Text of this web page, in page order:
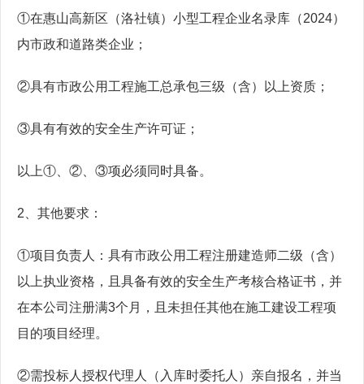
①在惠山高新区（洛社镇）小型工程企业名录库（2024）
内市政和道路类企业；
②具有市政公用工程施工总承包三级（含）以上资质；
③具有有效的安全生产许可证；
以上①、②、③项必须同时具备。
2、其他要求：
①项目负责人：具有市政公用工程注册建造师二级（含）
以上执业资格，且具备有效的安全生产考核合格证书，并
在本公司注册满3个月，且未担任其他在施工建设工程项
目的项目经理。
②需投标人授权代理人（入库时委托人）亲自报名，并当